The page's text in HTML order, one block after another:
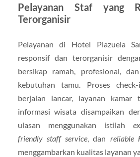
Pelayanan Staf yang
Terorganisir
Pelayanan di Hotel Plazuela
responsif dan terorganisir
bersikap ramah, profesional,
kebutuhan tamu. Proses
berjalan lancar, layanan kamar
informasi wisata disampaikan
ulasan menggunakan istilah
friendly staff service , dan reliable
menggambarkan kualitas layanan